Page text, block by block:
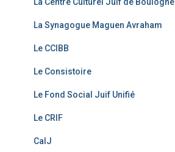
b
o
o
k
a
m
u
b
h
La Synagogue Maguen Avraham
Le CCIBB
Le Consistoire
Le Fond Social Juif Unifié
Le CRIF
CalJ